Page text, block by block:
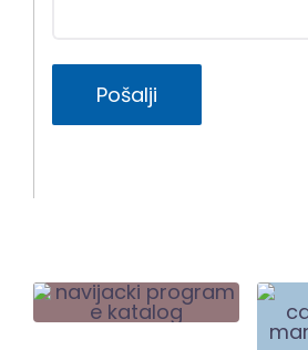
Pošalji